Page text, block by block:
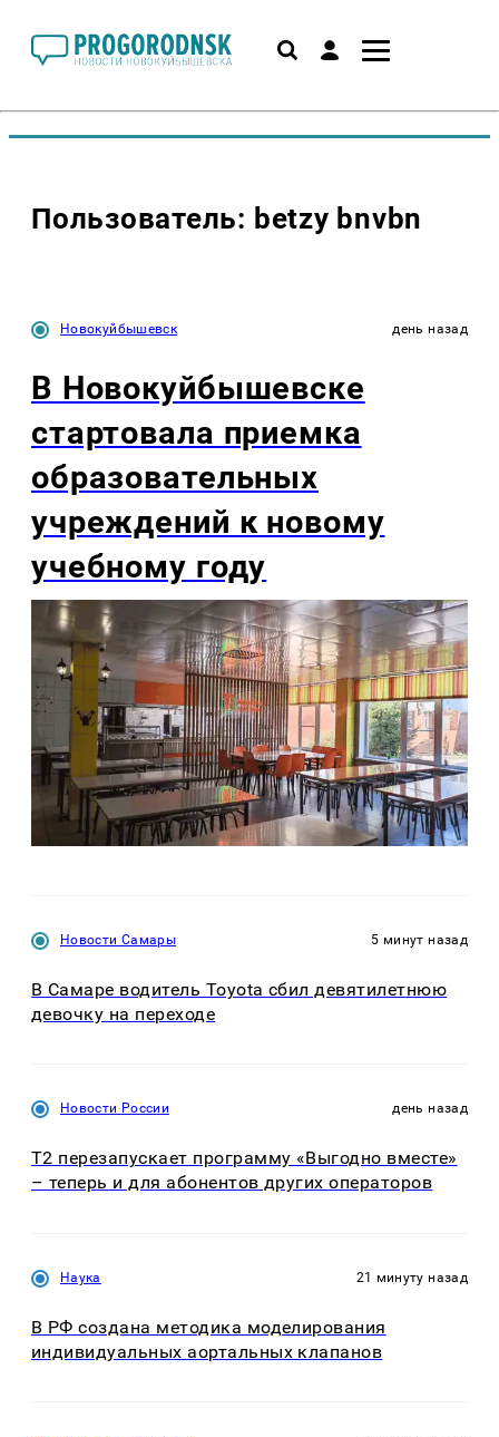
Пользователь: betzy bnvbn
Новокуйбышевск день назад
В Новокуйбышевске
стартовала приемка
образовательных
учреждений к новому
учебному году
Новости Самары 5 минут назад
В Самаре водитель Toyota сбил девятилетнюю
девочку на переходе
Новости России день назад
Т2 перезапускает программу «Выгодно вместе»
– теперь и для абонентов других операторов
Наука 21 минуту назад
В РФ создана методика моделирования
индивидуальных аортальных клапанов